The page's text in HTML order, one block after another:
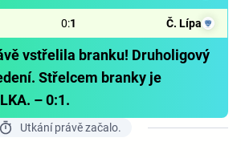
0:1 Č. Lípa
vstřelila branku! Druholigový
Střelcem branky je
– 0:1.
Utkání právě začalo.